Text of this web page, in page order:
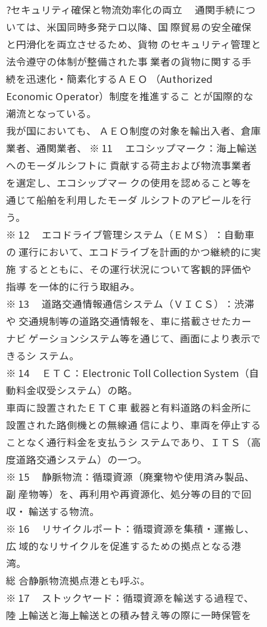
?セキュリティ確保と物流効率化の両立 通関手続につ
いては、米国同時多発テロ以降、国 際貿易の安全確保
と円滑化を両立させるため、貨物 のセキュリティ管理と
法令遵守の体制が整備された事 業者の貨物に関する手
続を迅速化・簡素化するＡＥＯ （Authorized
Economic Operator）制度を推進するこ とが国際的な
潮流となっている。
我が国においても、 ＡＥＯ制度の対象を輸出入者、倉庫
業者、通関業者、 ※ 11 エコシップマーク：海上輸送
へのモーダルシフトに 貢献する荷主および物流事業者
を選定し、エコシップマー クの使用を認めること等を
通じて船舶を利用したモーダ ルシフトのアピールを行
う。
※ 12 エコドライブ管理システム（ＥＭＳ）：自動車
の 運行において、エコドライブを計画的かつ継続的に実
施 するとともに、その運行状況について客観的評価や
指導 を一体的に行う取組み。
※ 13 道路交通情報通信システム（ＶＩＣＳ）：渋滞
や 交通規制等の道路交通情報を、車に搭載させたカー
ナビ ゲーションシステム等を通じて、画面により表示で
きるシ ステム。
※ 14 ＥＴＣ：Electronic Toll Collection System（自
動料金収受システム）の略。
車両に設置されたＥＴＣ車 載器と有料道路の料金所に
設置された路側機との無線通 信により、車両を停止する
ことなく通行料金を支払うシ ステムであり、ＩＴＳ（高
度道路交通システム）の一つ。
※ 15 静脈物流：循環資源（廃棄物や使用済み製品、
副 産物等）を、再利用や再資源化、処分等の目的で回
収・ 輸送する物流。
※ 16 リサイクルポート：循環資源を集積・運搬し、
広 域的なリサイクルを促進するための拠点となる港
湾。
総 合静脈物流拠点港とも呼ぶ。
※ 17 ストックヤード：循環資源を輸送する過程で、
陸 上輸送と海上輸送との積み替え等の際に一時保管を